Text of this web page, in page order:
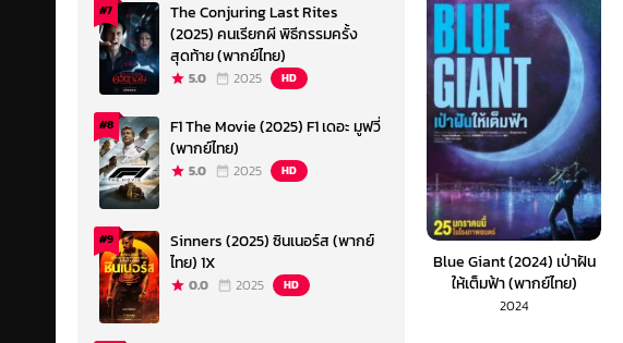
Blue Giant (2024) เป่าฝัน
ให้เต็มฟ้า (พากย์ไทย)
2024
#7
The Conjuring Last Rites
(2025) คนเรียกผี พิธีกรรมครั้ง
สุดท้าย (พากย์ไทย)
5.0 2025 HD
#8
F1 The Movie (2025) F1 เดอะ มูฟวี่
(พากย์ไทย)
5.0 2025 HD
#9
Sinners (2025) ซินเนอร์ส (พากย์
ไทย) 1X
0.0 2025 HD